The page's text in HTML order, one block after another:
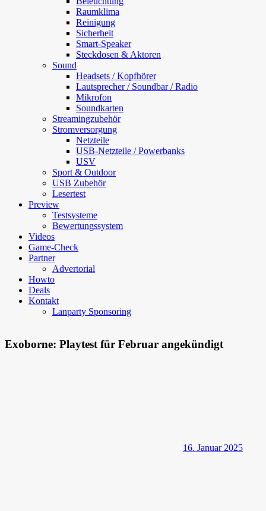
Raumklima
Reinigung
Sicherheit
Smart-Speaker
Steckdosen & Aktoren
Sound
Headsets / Kopfhörer
Lautsprecher / Soundbar / Radio
Mikrofon
Soundkarten
Streamingzubehör
Stromversorgung
Netzteile
USB-Netzteile / Powerbanks
USV
Sport & Outdoor
USB Zubehör
Lesertest
Preview
Testsysteme
Bewertungssystem
Videos
Game-Check
Partner
Advertorial
Howto
Deals
Kontakt
Lanparty Sponsoring
Exoborne: Playtest für Februar angekündigt
16. Januar 2025